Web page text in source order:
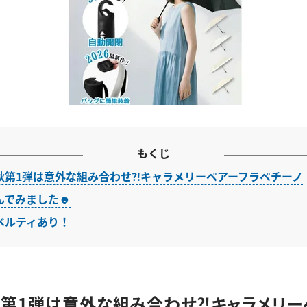
もくじ
第1弾は意外な組み合わせ⁈キャラメリーペアーフラペチーノ
でみました☻
ティあり！